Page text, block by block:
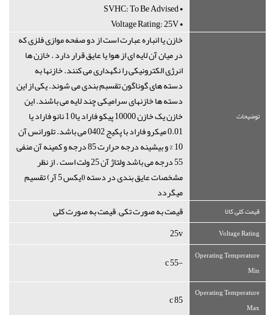
• SVHC: To Be Advised
• Voltage Rating: 25V
خازن یا انباره عبارت است از دو صفحه موازی فلزی که
در میان آن لایه ای از هوا یا عایق قرار دارد . خازن ها
انرژی الکترونیکی را نگهداری می کنند. خازنها به
دسته های گوناگون تقسبم بندی می شوند. یکی از این
دسته ها خازنهای سرامیکی چند لایه می باشند. این
خازن یک خازن 10000 پیکو فاراد یا0 1 نانو فاراد یا
0.01 میکرو فاراد با پکیج 0402 می باشد. تلورانس آن
10 % و بیشینه درجه حرارت 85 درجه و کمینه آن منفی
55 درجه می باشد ولتاژ آن 25 ولت است . از نظر
مشخصات عایق بندی در دسته (ایکس 5 آر) تقسیم
میگردد
توضیحات
قیمت به صورت تکی , قیمت به صورت کلی قیمت کلی کالا
25v Voltage Rating
-55 c
Operating Temperature
Min
85 c
Operating Temperature
Max